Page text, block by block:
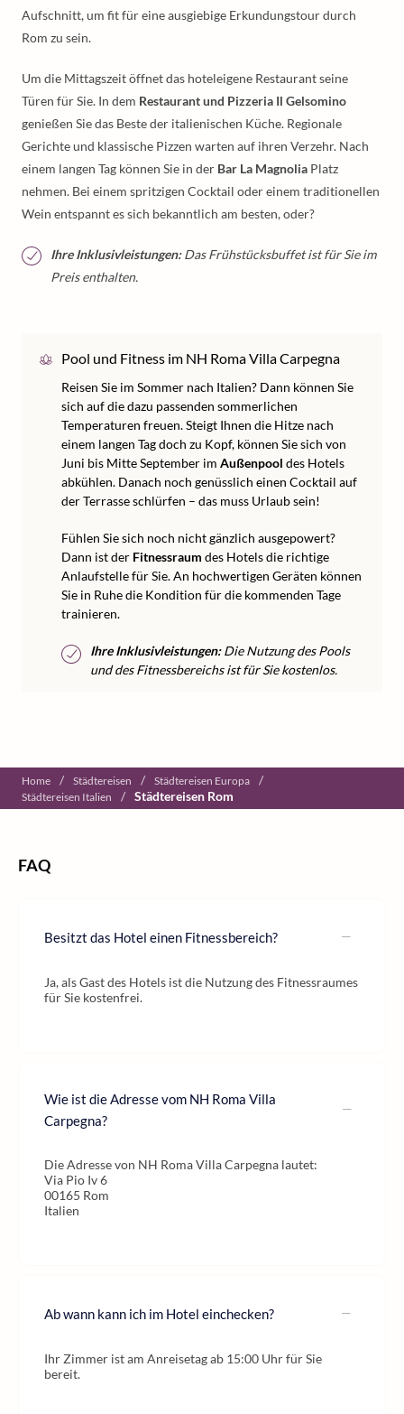
Aufschnitt, um fit für eine ausgiebige Erkundungstour durch
Rom zu sein.
Um die Mittagszeit öffnet das hoteleigene Restaurant seine
Türen für Sie. In dem Restaurant und Pizzeria Il Gelsomino
genießen Sie das Beste der italienischen Küche. Regionale
Gerichte und klassische Pizzen warten auf ihren Verzehr. Nach
einem langen Tag können Sie in der Bar La Magnolia Platz
nehmen. Bei einem spritzigen Cocktail oder einem traditionellen
Wein entspannt es sich bekanntlich am besten, oder?
Ihre Inklusivleistungen:Das Frühstücksbuffet ist für Sie im
Preis enthalten.
Pool und Fitness im NH Roma Villa Carpegna
Reisen Sie im Sommer nach Italien? Dann können Sie
sich auf die dazu passenden sommerlichen
Temperaturen freuen. Steigt Ihnen die Hitze nach
einem langen Tag doch zu Kopf, können Sie sich von
Juni bis Mitte September im Außenpool des Hotels
abkühlen. Danach noch genüsslich einen Cocktail auf
der Terrasse schlürfen – das muss Urlaub sein!
Fühlen Sie sich noch nicht gänzlich ausgepowert?
Dann ist der Fitnessraum des Hotels die richtige
Anlaufstelle für Sie. An hochwertigen Geräten können
Sie in Ruhe die Kondition für die kommenden Tage
trainieren.
Ihre Inklusivleistungen:Die Nutzung des Pools
und des Fitnessbereichs ist für Sie kostenlos.
Home / Städtereisen / Städtereisen Europa /
Städtereisen Italien / Städtereisen Rom
FAQ
Besitzt das Hotel einen Fitnessbereich?
Ja, als Gast des Hotels ist die Nutzung des Fitnessraumes
für Sie kostenfrei.
Wie ist die Adresse vom NH Roma Villa
Carpegna?
Die Adresse von NH Roma Villa Carpegna lautet:
Via Pio Iv 6
00165 Rom
Italien
Ab wann kann ich im Hotel einchecken?
Ihr Zimmer ist am Anreisetag ab 15:00 Uhr für Sie
bereit.